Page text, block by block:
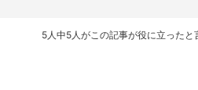
5人中5人がこの記事が役に立ったと